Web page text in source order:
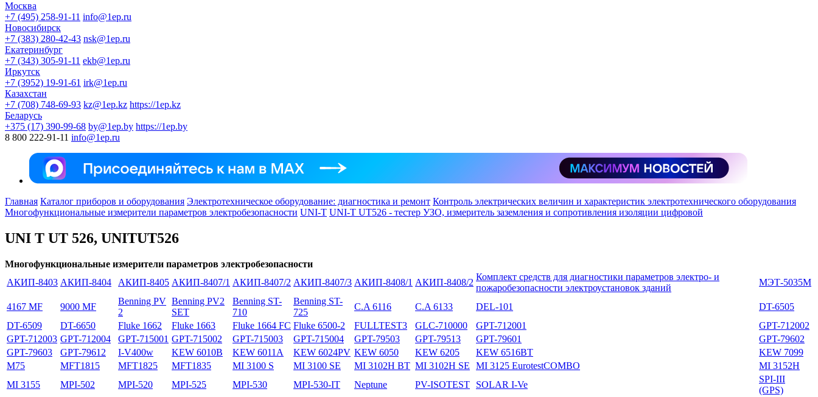
Москва
+7 (495) 258-91-11 info@1ep.ru
Новосибирск
+7 (383) 280-42-43 nsk@1ep.ru
Екатеринбург
+7 (343) 305-91-11 ekb@1ep.ru
Иркутск
+7 (3952) 19-91-61 irk@1ep.ru
Казахстан
+7 (708) 748-69-93 kz@1ep.kz https://1ep.kz
Беларусь
+375 (17) 390-99-68 by@1ep.by https://1ep.by
8 800 222-91-11 info@1ep.ru
Главная Каталог приборов и оборудования Электротехническое оборудование: диагностика и ремонт Контроль электрических величин и характеристик электротехнического оборудования
Многофункциональные измерители параметров электробезопасности UNI-T UNI-T UT526 - тестер УЗО, измеритель заземления и сопротивления изоляции цифровой
UNI T UT 526, UNITUT526
Многофункциональные измерители параметров электробезопасности
АКИП-8403 АКИП-8404 АКИП-8405 АКИП-8407/1 АКИП-8407/2 АКИП-8407/3 АКИП-8408/1 АКИП-8408/2
Комплект средств для диагностики параметров электро- и
пожаробезопасности электроустановок зданий
МЭТ-5035М
4167 MF 9000 MF
Benning PV
2
Benning PV2
SET
Benning ST-
710
Benning ST-
725
C.A 6116 C.A 6133 DEL-101
DT-6505
DT-6509
DT-6650 Fluke 1662 Fluke 1663 Fluke 1664 FC Fluke 6500-2 FULLTEST3 GLC-710000 GPT-712001
GPT-712002
GPT-712003 GPT-712004 GPT-715001 GPT-715002 GPT-715003 GPT-715004 GPT-79503 GPT-79513 GPT-79601
GPT-79602
GPT-79603
GPT-79612 I-V400w KEW 6010B KEW 6011A KEW 6024PV KEW 6050 KEW 6205 KEW 6516BT
KEW 7099
M75
MFT1815 MFT1825 MFT1835 MI 3100 S MI 3100 SE MI 3102H BT MI 3102H SE MI 3125 EurotestCOMBO
MI 3152H
MI 3155
MPI-502 MPI-520 MPI-525 MPI-530 MPI-530-IT Neptune PV-ISOTEST SOLAR I-Ve
SPI-III
(GPS)